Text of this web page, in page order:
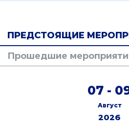
ПРЕДСТОЯЩИЕ
Прошедшие
07 -
Август
2026